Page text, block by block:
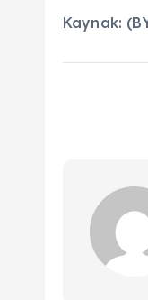
Kaynak: